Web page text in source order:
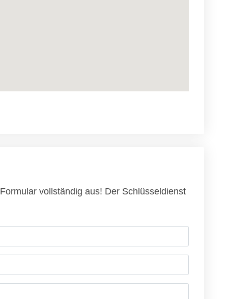
vollständig aus! Der Schlüsseldienst